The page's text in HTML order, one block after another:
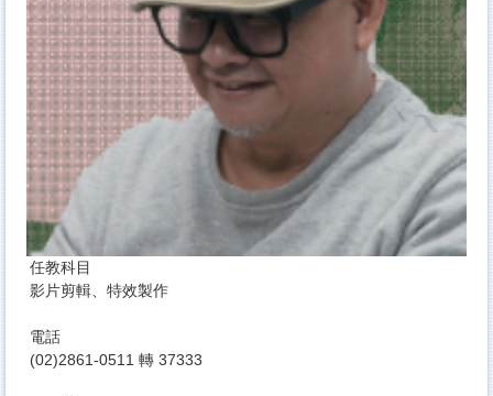
任教科目
影片剪輯、特效製作
電話
(02)2861-0511 轉 37333